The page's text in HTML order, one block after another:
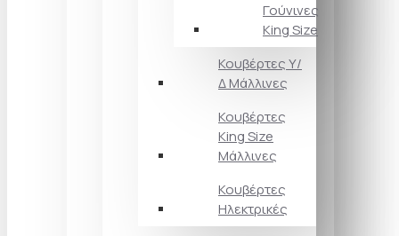
Γούνινες
King Size
Κουβέρτες Υ/
Δ Μάλλινες
Κουβέρτες
King Size
Μάλλινες
Κουβέρτες
Ηλεκτρικές